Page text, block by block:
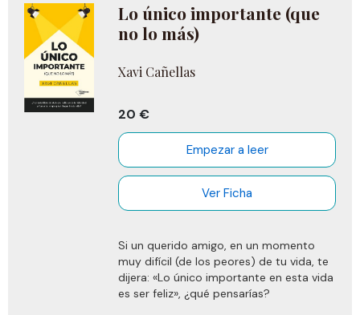
guionista, director de programas y todo
un referente en X bajo su alias
@tortondo, averiguarás todo lo que
para que pudiéramos gozar de La vida
que puedes redescubrir una y mil veces
y que, siempre, te hará mirar el lado
alegre de la vida.
Lo único importante (que
no lo más)
Xavi Cañellas
20 €
Empezar a leer
Ver Ficha
Si un querido amigo, en un momento
muy difícil (de los peores) de tu vida, te
dijera: «Lo único importante en esta vida
es ser feliz», ¿qué pensarías?